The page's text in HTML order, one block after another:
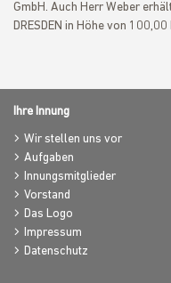
GmbH. Auch Herr Weber
DRESDEN in Höhe von 100,00
Ihre Innung
Wir stellen uns vor
Aufgaben
Innungsmitglieder
Vorstand
Das Logo
Impressum
Datenschutz